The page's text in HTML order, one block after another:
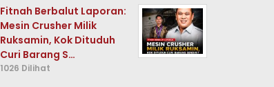
Fitnah Berbalut Laporan:
Mesin Crusher Milik
Ruksamin, Kok Dituduh
Curi Barang S…
1026 Dilihat